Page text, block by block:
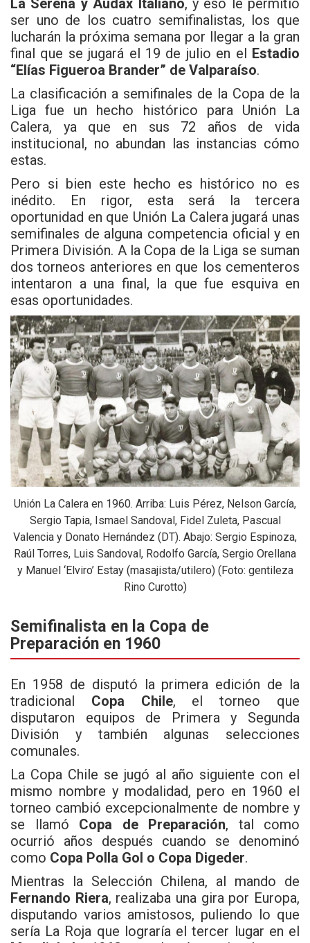
ser uno de los cuatro semifinalistas, los que
lucharán la próxima semana por llegar a la gran
final que se jugará el 19 de julio en el Estadio
“Elías Figueroa Brander” de Valparaíso.
La clasificación a semifinales de la Copa de la
Liga fue un hecho histórico para Unión La
Calera, ya que en sus 72 años de vida
institucional, no abundan las instancias cómo
estas.
Pero si bien este hecho es histórico no es
inédito. En rigor, esta será la tercera
oportunidad en que Unión La Calera jugará unas
semifinales de alguna competencia oficial y en
Primera División. A la Copa de la Liga se suman
dos torneos anteriores en que los cementeros
intentaron a una final, la que fue esquiva en
esas oportunidades.
Unión La Calera en 1960. Arriba: Luis Pérez, Nelson García,
Sergio Tapia, Ismael Sandoval, Fidel Zuleta, Pascual
Valencia y Donato Hernández (DT). Abajo: Sergio Espinoza,
Raúl Torres, Luis Sandoval, Rodolfo García, Sergio Orellana
y Manuel ‘Elviro’ Estay (masajista/utilero) (Foto: gentileza
Rino Curotto)
Semifinalista en la Copa de
Preparación en 1960
En 1958 de disputó la primera edición de la
tradicional Copa Chile, el torneo que
disputaron equipos de Primera y Segunda
División y también algunas selecciones
comunales.
La Copa Chile se jugó al año siguiente con el
mismo nombre y modalidad, pero en 1960 el
torneo cambió excepcionalmente de nombre y
se llamó Copa de Preparación, tal como
ocurrió años después cuando se denominó
como Copa Polla Gol o Copa Digeder.
Mientras la Selección Chilena, al mando de
Fernando Riera, realizaba una gira por Europa,
disputando varios amistosos, puliendo lo que
sería La Roja que lograría el tercer lugar en el